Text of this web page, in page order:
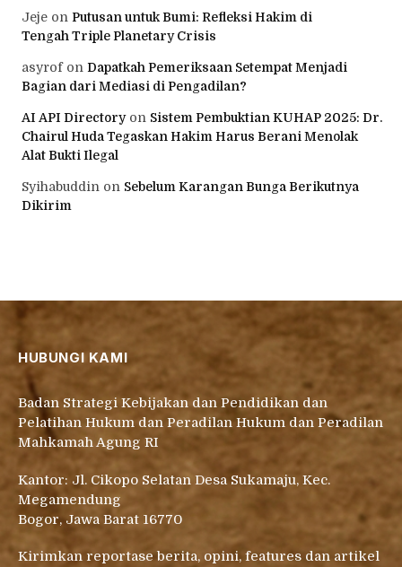
Jeje on Putusan untuk Bumi: Refleksi Hakim di
Tengah Triple Planetary Crisis
asyrofon Dapatkah Pemeriksaan Setempat Menjadi
Bagian dari Mediasi di Pengadilan?
AI API Directoryon Sistem Pembuktian KUHAP 2025: Dr.
Chairul Huda Tegaskan Hakim Harus Berani Menolak
Alat Bukti Ilegal
Syihabuddin on Sebelum Karangan Bunga Berikutnya
Dikirim
HUBUNGI KAMI
Badan Strategi Kebijakan dan Pendidikan dan
Pelatihan Hukum dan Peradilan Hukum dan Peradilan
Mahkamah Agung RI
Kantor: Jl. Cikopo Selatan Desa Sukamaju, Kec.
Megamendung
Bogor, Jawa Barat 16770
Kirimkan reportase berita, opini, features dan artikel